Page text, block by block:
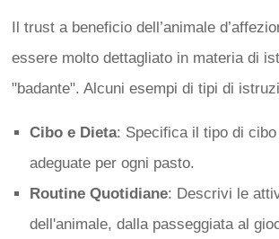
Il trust a beneficio dell’animale
essere molto dettagliato in materia di
"badante". Alcuni esempi di tipi di
Cibo e Dieta: Specifica il tipo di
adeguate per ogni pasto.
Routine Quotidiane: Descrivi le
dell'animale, dalla passeggiata al